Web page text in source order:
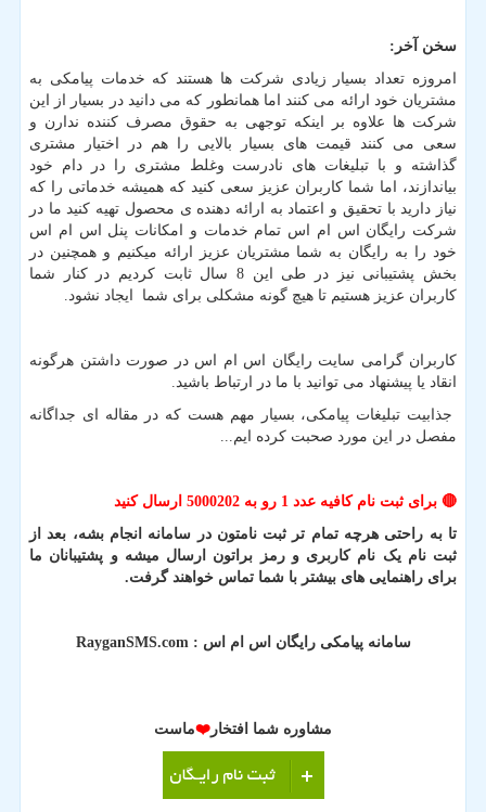
سخن آخر:
امروزه تعداد بسیار زیادی شرکت ها هستند که خدمات پیامکی به
مشتریان خود ارائه می کنند اما همانطور که می دانید در بسیار از این
شرکت ها علاوه بر اینکه توجهی به حقوق مصرف کننده ندارن و
سعی می کنند قیمت های بسیار بالایی را هم در اختیار مشتری
گذاشته و با تبلیغات های نادرست وغلط مشتری را در دام خود
بیاندازند، اما شما کاربران عزیز سعی کنید که همیشه خدماتی را که
نیاز دارید با تحقیق و اعتماد به ارائه دهنده ی محصول تهیه کنید ما در
شرکت رایگان اس ام اس تمام خدمات و امکانات پنل اس ام اس
خود را به رایگان به شما مشتریان عزیز ارائه میکنیم و همچنین در
بخش پشتیبانی نیز در طی این 8 سال ثابت کردیم در کنار شما
کاربران عزیز هستیم تا هیچ گونه مشکلی برای شما ایجاد نشود.
کاربران گرامی سایت رایگان اس ام اس در صورت داشتن هرگونه
انقاد یا پیشنهاد می توانید با ما در ارتباط باشید.
جذابیت تبلیغات پیامکی، بسیار مهم هست که در مقاله ای جداگانه
مفصل در این مورد صحبت کرده ایم
🔴 برای ثبت نام کافیه عدد 1 رو به 5000202 ارسال کنید
تا به راحتی هرچه تمام تر ثبت نامتون در سامانه انجام بشه، بعد از
ثبت نام یک نام کاربری و رمز براتون ارسال میشه و پشتیبانان ما
برای راهنمایی های بیشتر با شما تماس خواهند گرفت.
سامانه پیامکی رایگان اس ام اس : RayganSMS.com
مشاوره شما افتخار ❤️ماست